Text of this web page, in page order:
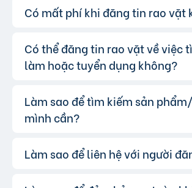
Có mất phí khi đăng tin rao vặt
Trả lời: Chúng tôi cung cấp gói
phí cơ bản cho tất cả người dùng.
thị, bạn có thể lựa chọn các gói
cấp với chi phí hợp lý, xem thêm
VIP.
Có thể đăng tin rao vặt về việc
làm hoặc tuyển dụng không?
Trả lời: Hoàn toàn có thể.
tôi hỗ trợ đăng tin tuyển dụng và
đủ thông tin.
Làm sao để tìm kiếm sản
mình cần?
Trả lời: Bạn có thể sử dụng công
phẩm/dịch vụ bạn muốn tìm. Để lọc
Làm sao để liên hệ với người